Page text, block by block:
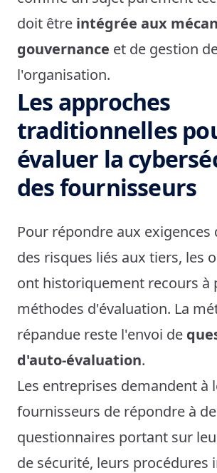
doit être intégrée aux
gouvernance et de gestion
l'organisation.
Les approches
traditionnelles
évaluer la
des fournisseurs
Pour répondre aux exigences
des risques liés aux tiers, les
ont historiquement recours à
méthodes d'évaluation. La
répandue reste l'envoi de
d'auto-évaluation.
Les entreprises demandent à
fournisseurs de répondre à
questionnaires portant sur
de sécurité, leurs procédures